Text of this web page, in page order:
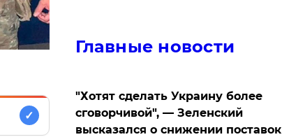
✓
Главные новости
​"Хотят сделать Украину более
сговорчивой", — Зеленский
высказался о снижении поставок